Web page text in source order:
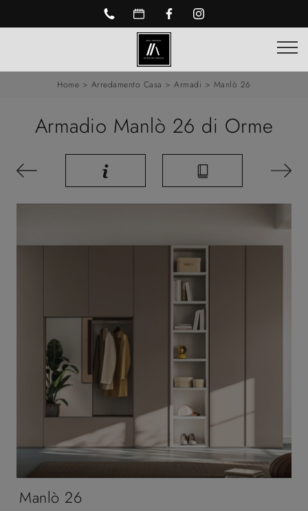
Home > Arredamento Casa >Armadi > Manlò 26
Armadio Manlò 26 di Orme
Manlò 26